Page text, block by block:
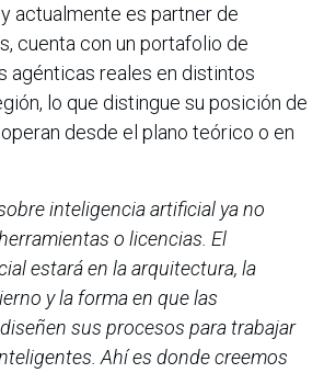
actualmente es partner de
cuenta con un portafolio de
agénticas reales en distintos
lo que distingue su posición de
desde el plano teórico o en
inteligencia artificial ya no
o licencias. El
estará en la arquitectura, la
y la forma en que las
sus procesos para trabajar
Ahí es donde creemos